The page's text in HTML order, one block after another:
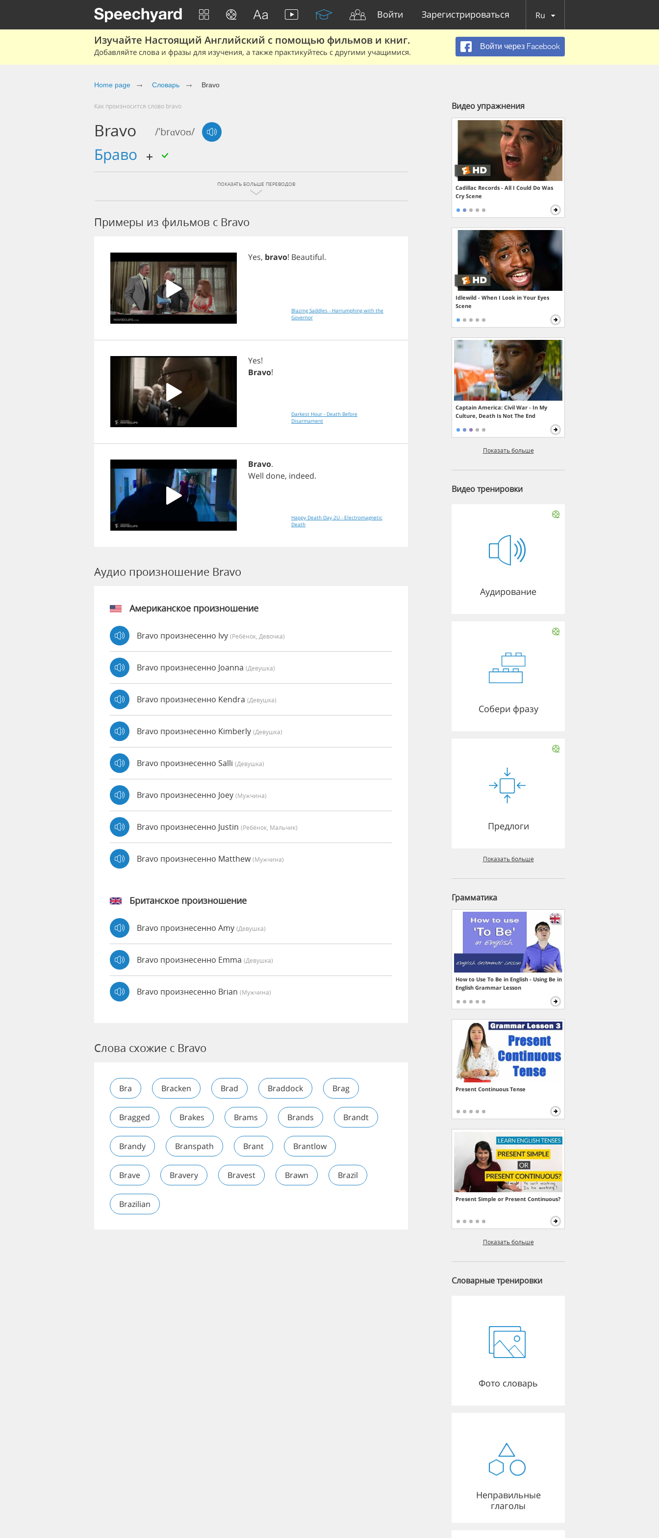
Войти Зарегистрироваться Ru
Изучайте Настоящий Английский с помощью фильмов и книг.
Добавляйте слова и фразы для изучения, а также практикуйтесь с другими учащимися.
Войти через Facebook
Home page Словарь Bravo
Как произносится слово bravo
Bravo /'brɑvoʊ/
браво
ПОКАЗАТЬ БОЛЬШЕ ПЕРЕВОДОВ
Примеры из фильмов c Bravo
Yes, bravo! Beautiful.
Blazing Saddles - Harrumphing with the
Governor
Yes!
Bravo!
Darkest Hour - Death Before
Disarmament
Bravo.
Well done, indeed.
Happy Death Day 2U - Electromagnetic
Death
Аудио произношение Bravo
Американское произношение
Bravo произнесенно Ivy (Ребёнок, Девочка)
Bravo произнесенно Joanna (девушка)
Bravo произнесенно Kendra (девушка)
Bravo произнесенно Kimberly (девушка)
Bravo произнесенно Salli (девушка)
Bravo произнесенно Joey (мужчина)
Bravo произнесенно Justin (Ребёнок, Мальчик)
Bravo произнесенно Matthew(мужчина)
Британское произношение
Bravo произнесенно Amy (девушка)
Bravo произнесенно Emma (девушка)
Bravo произнесенно Brian (мужчина)
Слова схожие с Bravo
Bra Bracken Brad Braddock Brag
Bragged Brakes Brams Brands Brandt
Brandy Branspath Brant Brantlow
Brave Bravery Bravest Brawn Brazil
Brazilian
Видео упражнения
Cadillac Records - All I Could Do Was
Cry Scene
Idlewild - When I Look in Your Eyes
Scene
Captain America: Civil War - In My
Culture, Death Is Not The End
Показать больше
Видео тренировки
Аудирование
Собери фразу
Предлоги
Показать больше
Грамматика
How to Use To Be in English - Using Be in
English Grammar Lesson
Present Continuous Tense
Present Simple or Present Continuous?
Показать больше
Словарные тренировки
Фото словарь
Неправильные
глаголы